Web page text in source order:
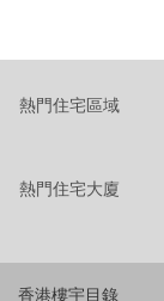
熱門住宅區域
熱門住宅大廈
香港樓宇目錄